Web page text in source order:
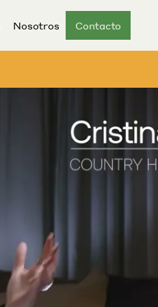
Nosotros Contacto